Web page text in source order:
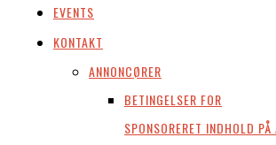
EVENTS
KONTAKT
ANNONCØRER
BETINGELSER FOR
SPONSORERET INDHOLD